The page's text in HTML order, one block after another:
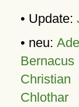
• Update:
• neu:
Bernacus
Christian
Chlothar